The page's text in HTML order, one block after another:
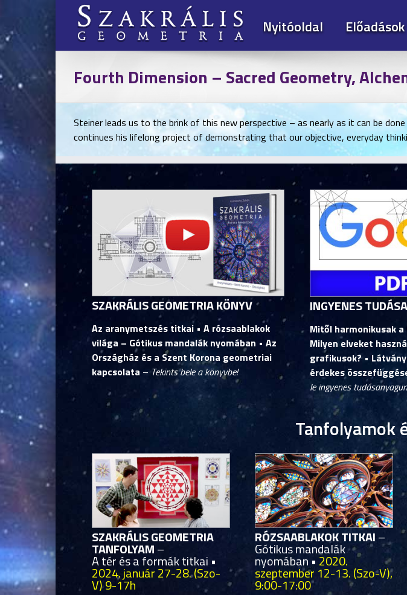
Nyitóoldal Előadások
Fourth Dimension – Sacred Geometry,
Steiner leads us to the brink of this new perspective – as nearly as it can be
continues his lifelong project of demonstrating that our objective, everyday
SZAKRÁLIS GEOMETRIA KÖNYV
Az aranymetszés titkai • A rózsaablakok
világa – Gótikus mandalák nyomában • Az
Országház és a Szent Korona geometriai
kapcsolata –Tekints bele a könyvbe!
INGYENES
Mitől harmonikusak a
Milyen elveket
grafikusok? •
érdekes
le ingyenes
Tanfolyamok
SZAKRÁLIS GEOMETRIA
TANFOLYAM–
A tér és a formák titkai •
2024. január 27-28. (Szo-
V) 9-17h
RÓZSAABLAKOK TITKAI–
Gótikus mandalák
nyomában • 2020.
szeptember 12-13. (Szo-V),
9:00-17:00